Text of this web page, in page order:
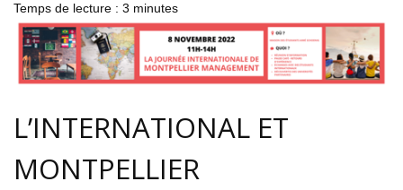
Temps de lecture : 3 minutes
L’INTERNATIONAL ET
MONTPELLIER